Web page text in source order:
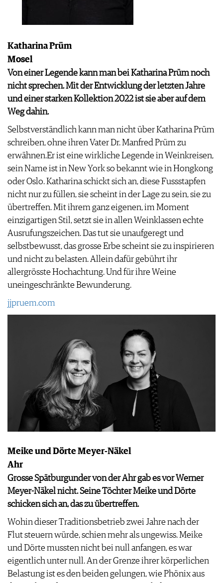
Katharina Prüm
Mosel
Von einer Legende kann man bei Katharina Prüm noch
nicht sprechen. Mit der Entwicklung der letzten Jahre
und einer starken Kollektion 2022 ist sie aber auf dem
Weg dahin.
Selbstverständlich kann man nicht über Katharina Prüm
schreiben, ohne ihren Vater Dr. Manfred Prüm zu
erwähnen.Er ist eine wirkliche Legende in Weinkreisen,
sein Name ist in New York so bekannt wie in Hongkong
oder Oslo. Katharina schickt sich an, diese Fussstapfen
nicht nur zu füllen, sie scheint in der Lage zu sein, sie zu
übertreffen. Mit ihrem ganz eigenen, im Moment
einzigartigen Stil, setzt sie in allen Weinklassen echte
Ausrufungszeichen. Das tut sie unaufgeregt und
selbstbewusst, das grosse Erbe scheint sie zu inspirieren
und nicht zu belasten. Allein dafür gebührt ihr
allergrösste Hochachtung. Und für ihre Weine
uneingeschränkte Bewunderung.
jjpruem.com
Meike und Dörte Meyer-Näkel
Ahr
Grosse Spätburgunder von der Ahr gab es vor Werner
Meyer-Näkel nicht. Seine Töchter Meike und Dörte
schicken sich an, das zu übertreffen.
Wohin dieser Traditionsbetrieb zwei Jahre nach der
Flut steuern würde, schien mehr als ungewiss. Meike
und Dörte mussten nicht bei null anfangen, es war
eigentlich unter null. An der Grenze ihrer körperlichen
Belastung ist es den beiden gelungen, wie Phönix aus